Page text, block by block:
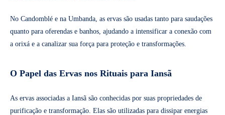
No Candomblé e na Umbanda, as ervas são usadas tanto para saudações
quanto para oferendas e banhos, ajudando a intensificar a conexão com
a orixá e a canalizar sua força para proteção e transformações.
O Papel das Ervas nos Rituais para Iansã
As ervas associadas a Iansã são conhecidas por suas propriedades de
purificação e transformação. Elas são utilizadas para dissipar energias